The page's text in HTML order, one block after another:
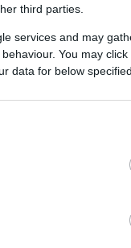
third parties.
services and may
You may
data for below
στη
η
(34,45) και
(14%), ενώ
(15,7%). Στη
(17,2%), η